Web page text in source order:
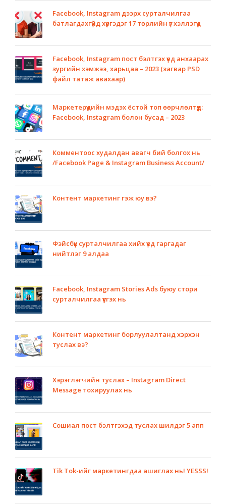
Facebook, Instagram дээрх сурталчилгаа
батлагдахгүйд хүргэдэг 17 төрлийн үг хэллэгүүд
Facebook, Instagram пост бэлтгэх үед анхаарах
зургийн хэмжээ, харьцаа – 2023 (загвар PSD
файл татаж авахаар)
Маркетерүүдийн мэдэх ёстой топ өөрчлөлтүүд:
Facebook, Instagram болон бусад – 2023
Комментоос худалдан авагч бий болгох нь
/Facebook Page & Instagram Business Account/
Контент маркетинг гэж юу вэ?
Фэйсбүүк сурталчилгаа хийх үед гаргадаг
нийтлэг 9 алдаа
Facebook, Instagram Stories Ads буюу стори
сурталчилгаа үүсгэх нь
Контент маркетинг борлуулалтанд хэрхэн
туслах вэ?
Хэрэглэгчийн туслах – Instagram Direct
Message тохируулах нь
Сошиал пост бэлтгэхэд туслах шилдэг 5 апп
Tik Tok-ийг маркетингдаа ашиглах нь! YESSS!